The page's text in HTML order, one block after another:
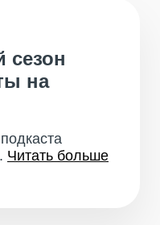
сезон
на
Читать больше